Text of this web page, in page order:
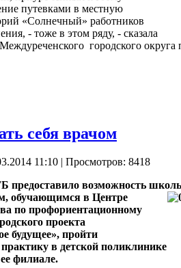
путевками в местную
«Солнечный» работников
- тоже в этом ряду, - сказала
Междуреченского городского
себя врачом
11:10 | Просмотров: 8418
возможность
обучающимся в Центре
по профориентационному
проекта
будущее», пройти
в детской поликлинике
филиале.